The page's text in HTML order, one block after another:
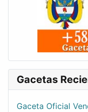
Gacetas
Gaceta Oficial